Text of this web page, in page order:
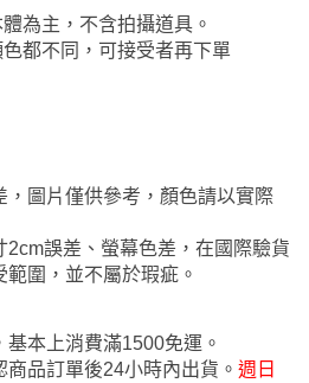
為主，不含拍攝道具。
都不同，可接受者再下單
，圖片僅供參考，顏色請以實際
2cm誤差、螢幕色差，在國際驗貨
圍，並不屬於瑕疵。
基本上消費滿1500免運。
品訂單後24小時內出貨。 週日